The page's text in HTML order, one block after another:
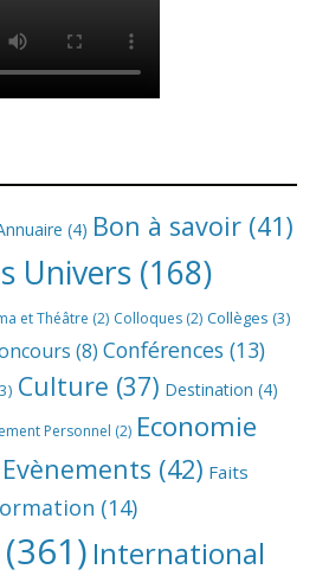
(4) Bon à savoir (41)
Univers (168)
et Théâtre (2) Colloques (2) Collèges (3)
(8) Conférences (13)
Culture (37) Destination (4)
Personnel (2) Economie
Evènements (42) Faits
(14)
(361) International